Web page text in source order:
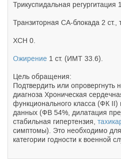
Трикуспидальная регургитация
Транзиторная СА-блокада 2 ст.,
ХСН 0.
Ожирение 1 ст. (ИМТ 33.6).
Цель обращения:
Подтвердить или опровергнуть
диагноза Хроническая
функционального класса (ФК II)
данных (ФВ 54%, дилатация
стабильная гипертензия,
симптомы). Это необходимо
категории годности к военной